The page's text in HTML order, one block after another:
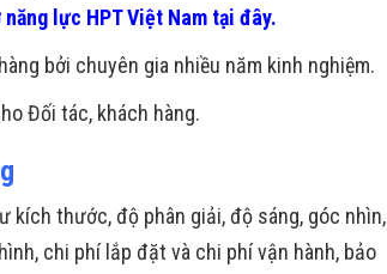
năng lực HPT Việt Nam tại đây.
bởi chuyên gia nhiều năm kinh nghiệm.
Đối tác, khách hàng.
kích thước, độ phân giải, độ sáng, góc nhìn,
chi phí lắp đặt và chi phí vận hành, bảo